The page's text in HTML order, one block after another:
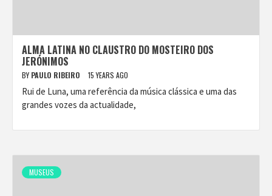
ALMA LATINA NO CLAUSTRO DO MOSTEIRO DOS
JERÓNIMOS
BY PAULO RIBEIRO 15 YEARS AGO
Rui de Luna, uma referência da música clássica e uma das
grandes vozes da actualidade,
MUSEUS